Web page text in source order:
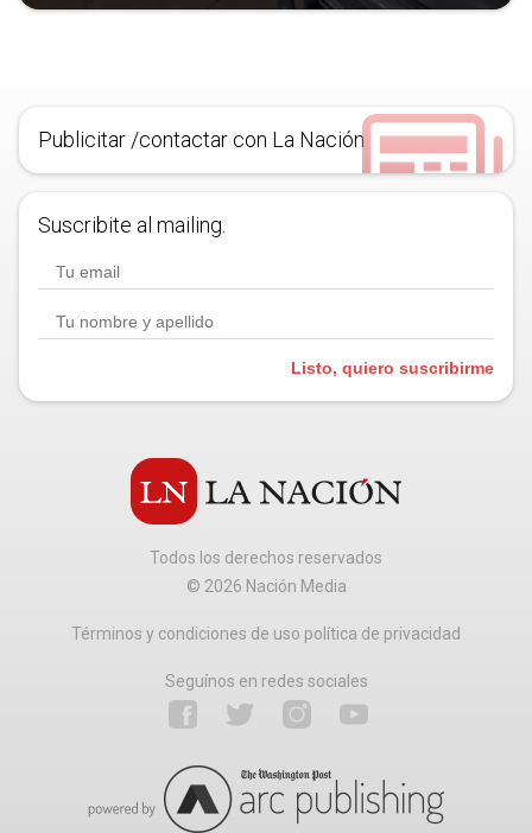
Publicitar /contactar con La Nación
Suscribite al mailing.
Listo, quiero suscribirme
Todos los derechos reservados
© 2026 Nación Media
Términos y condiciones de uso política de privacidad
Seguínos en redes sociales